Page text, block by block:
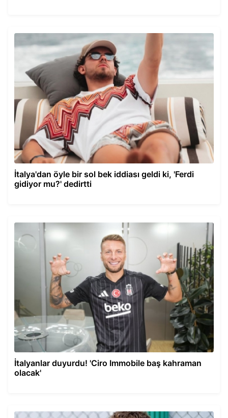
İtalya'dan öyle bir sol bek iddiası geldi ki, 'Ferdi
gidiyor mu?' dedirtti
İtalyanlar duyurdu! 'Ciro Immobile baş kahraman
olacak'